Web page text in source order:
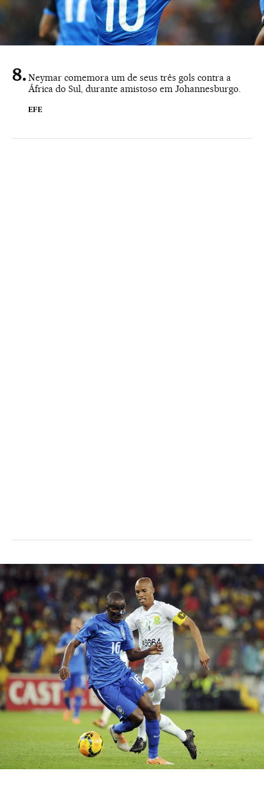
Neymar comemora um de seus três gols contra a
África do Sul, durante amistoso em Johannesburgo.
EFE